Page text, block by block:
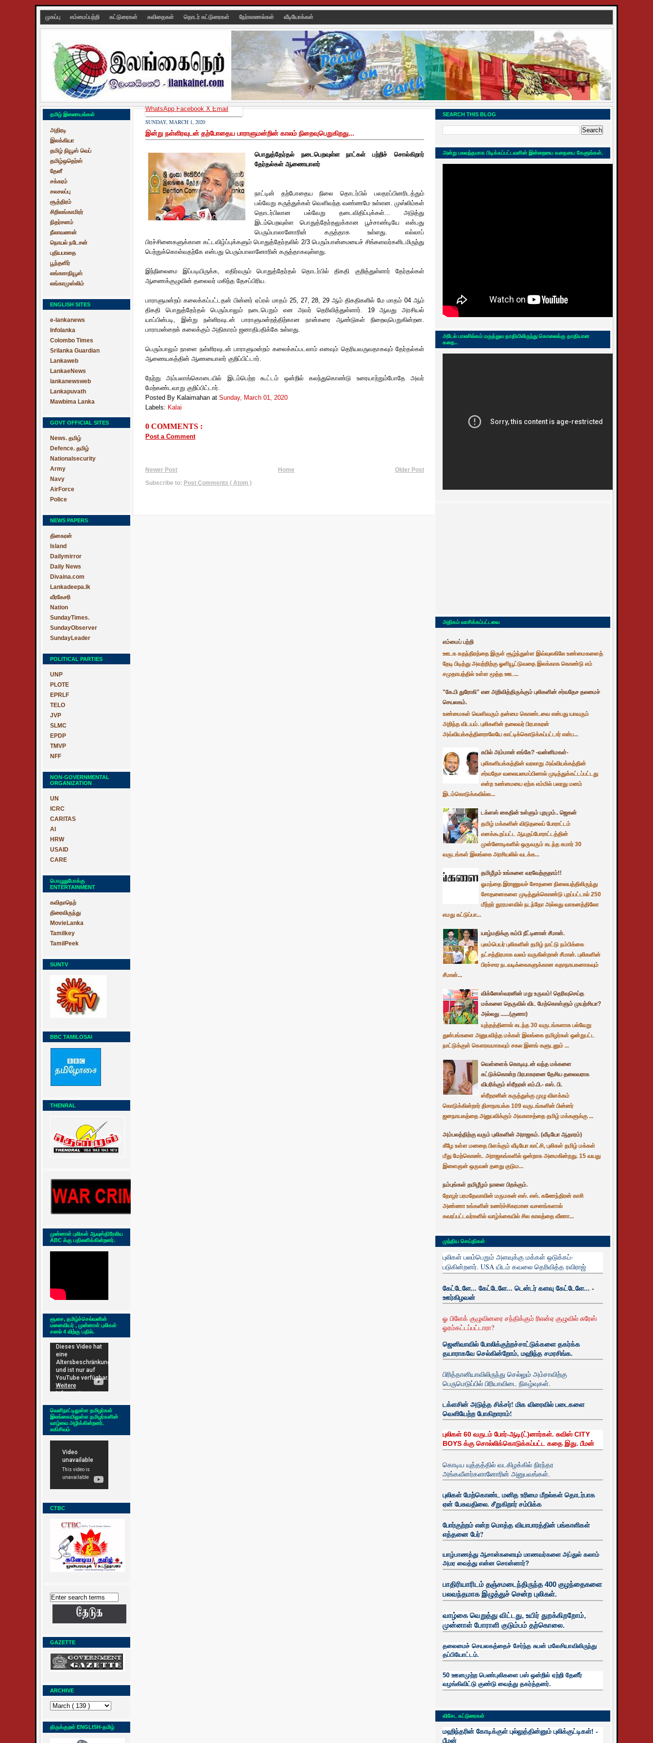
முகப்பு எம்மைப்பற்றி கட்டுரைகள் கவிதைகள் தொடர் கட்டுரைகள் நேர்காணல்கள் வீடியோக்கள்
தமிழ் இணையங்கள்
அதிரடி
இலக்கியா
தமிழ் நியூஸ் வெப்
தமிழ்ஒதெர்ஸ்
தேனீ
சக்கரம்
சலசலப்பு
சூத்திரம்
சிறிலங்காமிரர்
நிதர்சனம்
நீலாவணன்
நொயல் நடேசன்
புதியபாதை
பூந்தளிர்
லங்காஈநியூஸ்
லங்காமுஸ்லிம்
ENGLISH SITES
e-lankanews
Infolanka
Colombo Times
Srilanka Guardian
Lankaweb
LankaeNews
lankanewsweb
Lankapuvath
Mawbima Lanka
GOVT OFFICIAL SITES
News. தமிழ்
Defence. தமிழ்
Nationalsecurity
Army
Navy
AirForce
Police
NEWS PAPERS
தினகரன்
Island
Dailymirror
Daily News
Divaina.com
Lankadeepa.lk
வீரகேசரி
Nation
SundayTimes.
SundayObserver
SundayLeader
POLITICAL PARTIES
UNP
PLOTE
EPRLF
TELO
JVP
SLMC
EPDP
TMVP
NFF
NON-GOVERNMENTAL
ORGANIZATION
UN
ICRC
CARITAS
AI
HRW
USAID
CARE
பொழுதுபோக்கு
ENTERTAINMENT
கவிதாநெற்
திரைவிருந்து
MovieLanka
Tamilkey
TamilPeek
SUNTV
BBC TAMILOSAI
THENRAL
முன்னாள் புலிகள் ஆவுஸ்திரேலிய
ABC க்கு பதிலளிக்கின்றனர்.
சூசை, தமிழ்ச்செல்வனின்
மனைவியர் , முன்னாள் புலிகள்
சனல் 4 விற்கு பதில்.
வெளிநாட்டிலுள்ள தமிழர்கள்
இலங்கையிலுள்ள தமிழர்களின்
வாழ்வை அழிக்கின்றனர்.
சுகிசிவம்
CTBC
GAZETTE
ARCHIVE
திருக்குறள் ENGLISH-தமிழ்
SUNDAY, MARCH 1, 2020
இன்று நள்ளிரவுடன் தற்போதைய பாராளுமன்றின் காலம் நிறைவுபெறுகிறது...
பொதுத்தேர்தல் நடைபெறவுள்ள நாட்கள் பற்றிச் சொல்கிறார்
தேர்தல்கள் ஆணையாளர்
நாட்டின் தற்போதைய நிலை தொடர்பில் பலதரப்பினரிடத்தும்
பல்வேறு கருத்துக்கள் வௌிவந்த வண்ணமே உள்ளன. முஸ்லிம்கள்
தொடர்பிலான பல்வேறு தடைவிதிப்புக்கள்... அடுத்து
இடம்பெறவுள்ள பொதுத்தேர்தலுக்கான பூச்சாண்டியே என்பது
பெரும்பாலானோரின் கருத்தாக உள்ளது. எல்லாப்
பிரச்சினைகளுக்கான கட்டவிழ்ப்புக்களும் பொதுத்தேர்தலில் 2/3 பெரும்பான்மையைச் சிங்களவர்களிடமிருந்து
பெற்றுக்கொள்வதற்கே என்பது பெரும்பாலானோரின் கருத்தாகவுள்ளது.
இந்நிலைமை இப்படியிருக்க, எதிர்வரும் பொதுத்தேர்தல் தொடர்பில் திகதி குறித்துள்ளார் தேர்தல்கள்
ஆணைக்குழுவின் தலைவர் மகிந்த தேசப்பிரிய.
பாராளுமன்றம் கலைக்கப்பட்டதன் பின்னர் ஏப்ரல் மாதம் 25, 27, 28, 29 ஆம் திகதிகளில் மே மாதம் 04 ஆம்
திகதி பொதுத்தேர்தல் பெரும்பாலும் நடைபெறும் என அவர் தெரிவித்துள்ளார். 19 ஆவது அரசியல்
யாப்பின்படி, இன்று நள்ளிரவுடன் பாராளுமன்றத்திற்கான நான்கரை ஆண்டுகள் நிறைவுபெறுகின்றன.
பாராமன்றைக் கலைக்கும் அதிகாரம் ஜனாதிபதிக்கே உள்ளது.
பெரும்பாலும் நாளை நள்ளிரவுடன் பாராளுமன்றம் கலைக்கப்படலாம் எனவும் தெரியவருவதாகவும் தேர்தல்கள்
ஆணையகத்தின் ஆணயைாளர் குறிப்பிட்டார்.
நேற்று அம்பலாங்கொடையில் இடம்பெற்ற கூட்டம் ஒன்றில் கலந்துகொண்டு உரையாற்றும்போதே அவர்
மேற்கண்டவாறு குறிப்பிட்டார்.
Posted By Kalaimahan at Sunday, March 01, 2020
Labels: Kalai
0 COMMENTS :
Post a Comment
Newer Post Older Post
Home
Subscribe to: Post Comments ( Atom )
WhatsAppFacebookXEmail
SEARCH THIS BLOG
அன்று பலவந்தமாக பிடிக்கப்பட்டவளின் இன்றையை கதையை கேளுங்கள்.
அடேல் பாலசிங்கம் மருத்துவ தாதியிலிருந்து கொலைக்கு தாதியான
கதை..
அதிகம் வாசிக்கப்பட்டவை
எம்மைப் பற்றி
ஊடக சுதந்திரத்தை இருள் சூழ்ந்துள்ள இவ்வுலகிலே உண்மைகளைத்
தேடி பிடித்து அவற்றிற்கு ஓளியூட்டுவதை இலக்காக கொண்டு எம்
சமுதாயத்தில் உள்ள மூத்த ஊட...
"கே.பி துரோகி" என அறிவித்திருக்கும் புலிகளின் சர்வதேச தலமைச்
செயலகம்.
உண்மைகள் வெளிவரும் தன்மை கொண்டவை என்பது யாவரும்
அறிந்த விடயம். புலிகளின் தலைவர் பிரபாகரன்
அவ்வியக்கத்தினராலேயே காட்டிக்கொடுக்கப்பட்டார் என்ப...
கபில் அம்மான் எங்கே? -வன்னிமகள்-
புலிகளியக்கத்தின் வரலாறு அவ்வியக்கத்தின்
சர்வதேச வலையமைப்பினால் முடித்துக்கட்டப்பட்டது
என்ற உண்மையை ஏற்க எம்மில் பலரது மனம்
இடம்கொடுக்கவில்ல...
டக்ளஸ் கைதின் உள்ளும் புறமும்.. ஜெகன்
தமிழ் மக்களின் விடுதலைப் போராட்டம்
எனக்கூறப்பட்ட ஆயுதப்போராட்டத்தின்
முன்னோடிகளில் ஒருவரும் கடந்த சுமார் 30
வருடங்கள் இலங்கை அரசியலில் வடக்க...
தமிழீழம் உங்களை வரவேற்குதாம்!!
ஓமந்தை இராணுவச் சோதனை நிலையத்திலிருந்து
சோதனைகளை முடித்துக்கொண்டு புறப்பட்டால் 250
மீற்றர் தூரமளவில் நடந்தோ அல்லது வாகனத்திலோ
எமது கட்டுப்பா...
யாழ்மதிக்கு கம்பி நீட்டினான் சீமான்.
புலம்பெயர் புலிகளின் தமிழ் நாட்டு நம்பிக்கை
நட்சத்திரமாக வலம் வருகின்றான் சீமான். புலிகளின்
பிரச்சார நடவடிக்கைகளுக்கான கதாநாயகனாகவும்
சீமான்...
விக்னேஸ்வரனின் மறு உருவம்! தெரிவுசெய்த
மக்களை தெருவில் விட மேற்கொள்ளும் முயற்சியா?
அல்லது ......(குணா)
யுத்தத்தினால் கடந்த 30 வருடங்களாக பல்வேறு
துன்பங்களை அனுபவித்த மக்கள் இலங்கை தமிழர்கள் ஒன்றுபட்ட
நாட்டுக்குள் கௌரவமாகவும் சகல இனங் களுடனும் ...
வெள்ளைக் கொடியுடன் வந்த மக்களை
சுட்டுக்கொன்ற பிரபாகரனை தேசிய தலைவராக
விபரிக்கும் ஸ்ரீதரன் எம்.பி.- எஸ். பி.
ஸ்ரீதரனின் கருத்துக்கு முழு விளக்கம்
கொடுக்கின்றார் திசாநாயக்க 109 வருடங்களின் பின்னர்
ஜனநாயகத்தை அனுபவிக்கும் அவகாசத்தை தமிழ் மக்களுக்கு ...
அம்பலத்திற்கு வரும் புலிகளின் அராஜகம். (வீடியோ ஆதாரம்)
கீழே உள்ள மனதை பிளக்கும் வீடியோ காட்சி, புலிகள் தமிழ் மக்கள்
மீது மேற்கொண்ட அராஜகங்களில் ஒன்றாக அமைகின்றது. 15 வயது
இளைஞன் ஒருவன் தனது குடும...
நம்புங்கள் தமிழீழம் நாளை பிறக்கும்.
தோழர் பரமதேவாவின் மருமகன் எஸ். எஸ். கணேந்திரன் காசி
அண்ணா உங்களின் உணர்ச்சிகரமான வசனங்களால்
கவரப்பட்டவர்களில் வாழ்க்கையில் சில காலத்தை வீணா...
முந்திய செய்திகள்
புலிகள் பலம்பெறும் அளவுக்கு மக்கள் ஒடுக்கப்-
படுகின்றனர். USA யிடம் கவலை தெரிவித்த ரவிராஜ்
கேட்டேளே... கேட்டேளே... டென்டர் களவு கேட்டேளே... -
ஊர்கிழவன்
ஓ பிளேக் குழுவினரை சந்திக்கும் ரிஎன்ஏ குழுவில் சுரேஸ்
ஓரம்கட்டப்பட்டாரா?
ஜெனிவாவில் போலிக்குற்றச்சாட்டுக்களை தகர்க்க
தயாராகவே செல்கின்றோம், மஹிந்த சமரசிங்க.
பிரித்தானியாவிலிருந்து செல்லும் அம்சாவிற்கு
பெருமெடுப்பில் பிரியாவிடை நிகழ்வுகள்.
டக்ளசின் அடுத்த சிக்சர்! மிக விரைவில் படைகளை
வெளியேற்ற போகிறாராம்!
புலிகள் 60 வருடம் போர்-ஆடி(ட்)னார்கள். சுவிஸ் CITY
BOYS க்கு சொல்லிக்கொடுக்கப்பட்ட கதை இது. பீமன்
கொடிய யுத்தத்தில் வடகிழக்கில் நிரந்தர
அங்கவீனர்களானோரின் அனுபவங்கள்.
புலிகள் மேற்கொண்ட மனித உரிமை மீறல்கள் தொடர்பாக
ஏன் பேசுவதிலை. சீறுகிறார் சம்பிக்க
போர்குற்றம் என்ற மொத்த வியாபாரத்தின் பங்காளிகள்
எத்தனை பேர்?
யாழ்பாணத்து ஆசான்களையும் மாணவர்களை அப்துல் கலாம்
அமர வைத்து என்ன சொன்னார்?
பாதிரியாரிடம் தஞ்சமடைந்திருந்த 400 குழந்தைகளை
பலவந்தமாக இழுத்துச் சென்ற புலிகள்.
வாழ்கை வெறுத்து விட்டது, உயிர் துறக்கிறறோம்,
முன்னாள் போராளி குடும்பம் தற்கொலை.
தலைமைச் செயலகத்தைச் சேர்ந்த சுபன் மலேசியாவிலிருந்து
தப்பியோட்டம்.
50 ஊனமுற்ற பெண்புலிகளை பஸ் ஒன்றில் ஏற்றி தேனீர்
வழங்கிவிட்டு குண்டு வைத்து தகர்த்தனர்.
விசேட கட்டுரைகள்
மஹிந்தரின் கோடிக்குள் புல்லுத்தின்னும் புலிக்குட்டிகள்! -
பீமன்